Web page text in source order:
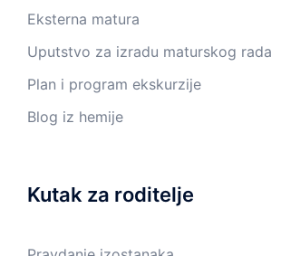
Eksterna matura
Uputstvo za izradu maturskog rada
Plan i program ekskurzije
Blog iz hemije
Kutak za roditelje